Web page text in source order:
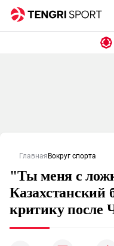
Главная Вокруг спорта
"Ты меня с
Казахстанский
критику после